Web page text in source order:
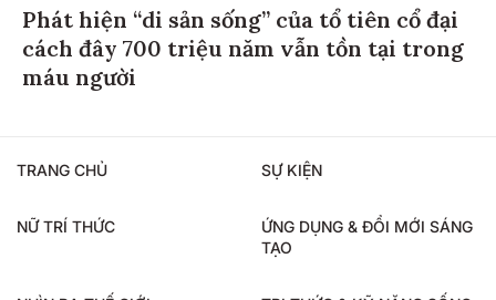
Phát hiện “di sản sống” của tổ tiên cổ đại
cách đây 700 triệu năm vẫn tồn tại trong
máu người
TRANG CHỦ SỰ KIỆN
NỮ TRÍ THỨC
ỨNG DỤNG & ĐỔI MỚI SÁNG
TẠO